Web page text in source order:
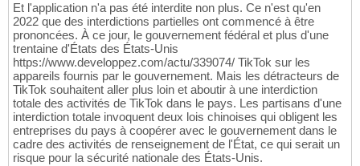
Et l'application n'a pas été interdite non plus. Ce n'est qu'en
2022 que des interdictions partielles ont commencé à être
prononcées. À ce jour, le gouvernement fédéral et plus d'une
trentaine d'États des États-Unis
https://www.developpez.com/actu/339074/ TikTok sur les
appareils fournis par le gouvernement. Mais les détracteurs de
TikTok souhaitent aller plus loin et aboutir à une interdiction
totale des activités de TikTok dans le pays. Les partisans d'une
interdiction totale invoquent deux lois chinoises qui obligent les
entreprises du pays à coopérer avec le gouvernement dans le
cadre des activités de renseignement de l'État, ce qui serait un
risque pour la sécurité nationale des États-Unis.